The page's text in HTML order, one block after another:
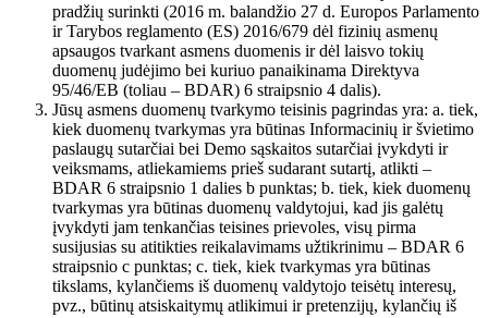
pradžių surinkti (2016 m. balandžio 27 d. Europos Parlamento
ir Tarybos reglamento (ES) 2016/679 dėl fizinių asmenų
apsaugos tvarkant asmens duomenis ir dėl laisvo tokių
duomenų judėjimo bei kuriuo panaikinama Direktyva
95/46/EB (toliau – BDAR) 6 straipsnio 4 dalis).
Jūsų asmens duomenų tvarkymo teisinis pagrindas yra: a. tiek,
kiek duomenų tvarkymas yra būtinas Informacinių ir švietimo
paslaugų sutarčiai bei Demo sąskaitos sutarčiai įvykdyti ir
veiksmams, atliekamiems prieš sudarant sutartį, atlikti –
BDAR 6 straipsnio 1 dalies b punktas; b. tiek, kiek duomenų
tvarkymas yra būtinas duomenų valdytojui, kad jis galėtų
įvykdyti jam tenkančias teisines prievoles, visų pirma
susijusias su atitikties reikalavimams užtikrinimu – BDAR 6
straipsnio c punktas; c. tiek, kiek tvarkymas yra būtinas
tikslams, kylančiems iš duomenų valdytojo teisėtų interesų,
pvz., būtinų atsiskaitymų atlikimui ir pretenzijų, kylančių iš